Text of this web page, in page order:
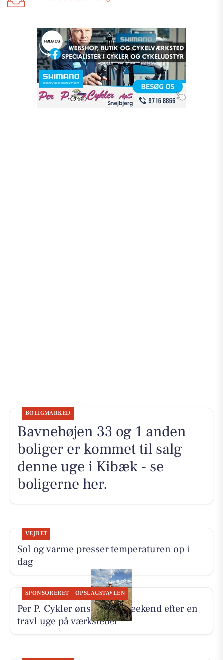
BOLIGMARKED
Bavnehøjen 33 og 1 anden
boliger er kommet til salg
denne uge i Kibæk - se
boligerne her.
VEJRET
Sol og varme presser temperaturen op i
dag
SPONSORERET OPSLAGSTAVLEN
Per P. Cykler ønsker god weekend efter en
travl uge på værkstedet